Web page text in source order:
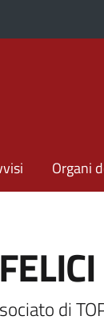
Organi
di